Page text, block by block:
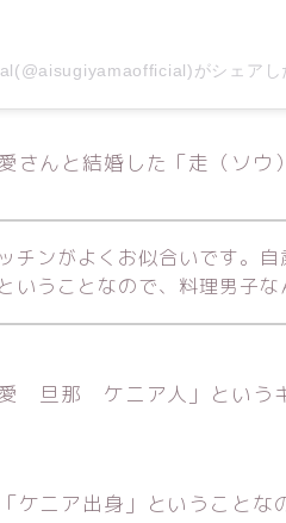
がシェアし
さんと結婚した「走（ソウ
チンがよくお似合いです。
いうことなので、料理男子な
旦那 ケニア人」という
ケニア出身」ということ